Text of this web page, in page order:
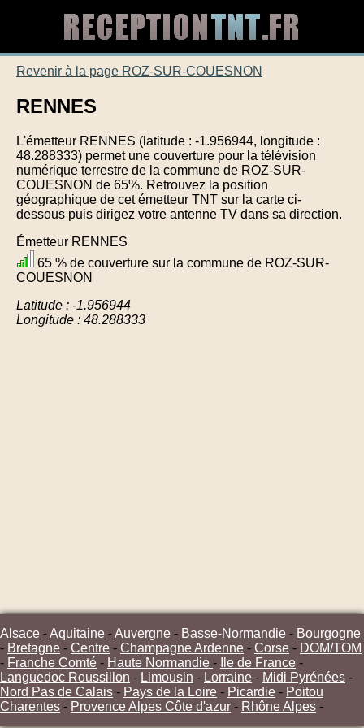
Revenir à la page ROZ-SUR-COUESNON
RENNES
L'émetteur RENNES (latitude : -1.956944, longitude :
48.288333) permet une couverture pour la télévision
numérique terrestre de la commune de ROZ-SUR-
COUESNON de 65%. Retrouvez la position
géographique de cet émetteur TNT sur la carte ci-
dessous puis dirigez votre antenne TV dans sa direction.
Émetteur RENNES
65 % de couverture sur la commune de ROZ-SUR-
COUESNON
Latitude : -1.956944
Longitude : 48.288333
Alsace -Aquitaine -Auvergne - Basse-Normandie - Bourgogne
- Bretagne - Centre - Champagne Ardenne - Corse - DOM/TOM
- Franche Comté - Haute Normandie - Ile de France -
Languedoc Roussillon - Limousin - Lorraine - Midi Pyrénées -
Nord Pas de Calais - Pays de la Loire - Picardie - Poitou
Charentes - Provence Alpes Côte d'azur - Rhône Alpes -